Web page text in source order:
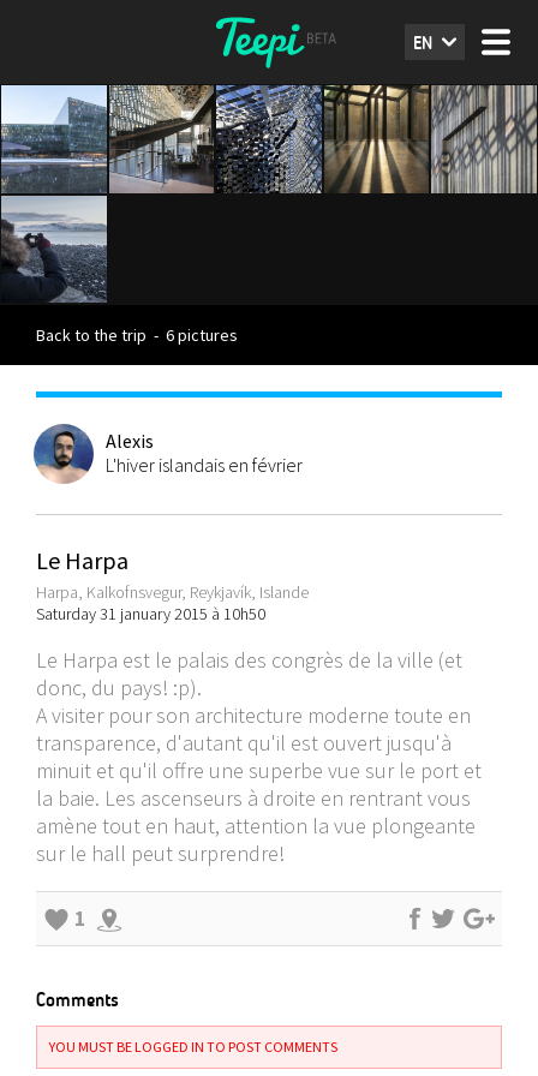
EN
Back to the trip - 6 pictures
Alexis
L'hiver islandais en février
Le Harpa
Harpa, Kalkofnsvegur, Reykjavík, Islande
Saturday 31 january 2015 à 10h50
Le Harpa est le palais des congrès de la ville (et
donc, du pays! :p).
A visiter pour son architecture moderne toute en
transparence, d'autant qu'il est ouvert jusqu'à
minuit et qu'il offre une superbe vue sur le port et
la baie. Les ascenseurs à droite en rentrant vous
amène tout en haut, attention la vue plongeante
sur le hall peut surprendre!
1
Comments
YOU MUST BE LOGGED IN TO POST COMMENTS